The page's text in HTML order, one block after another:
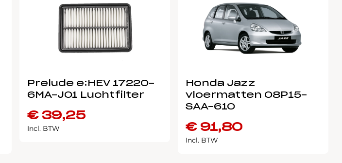
Prelude e:HEV 17220-
6MA-J01 Luchtfilter
€39,25
Incl. BTW
Honda Jazz
vloermatten 08P15-
SAA-610
€91,80
Incl. BTW